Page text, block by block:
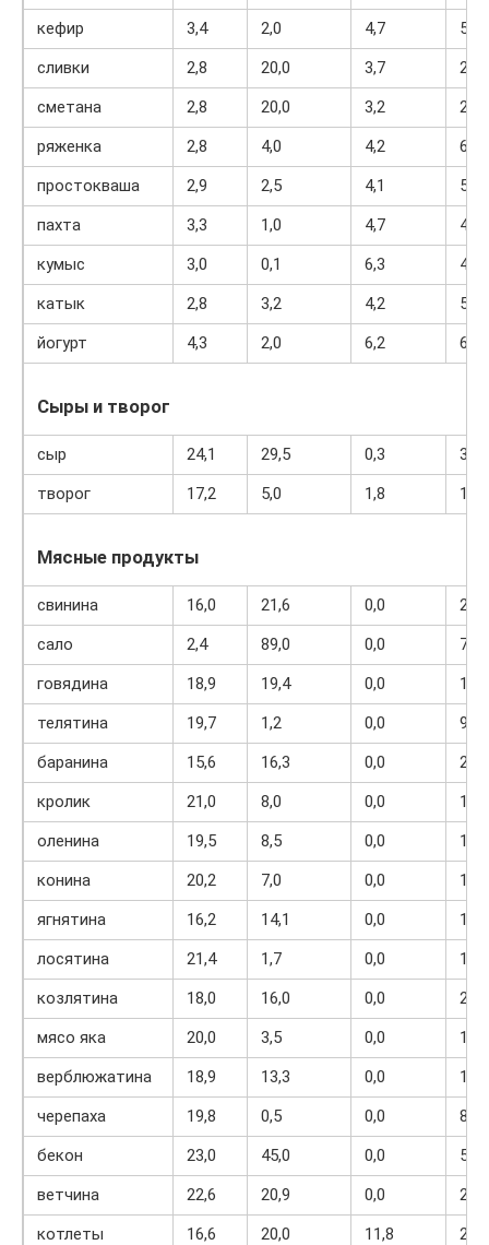
кефир 3,4 2,0 4,7
51
сливки
2,8 20,0 3,7
205
сметана
2,8 20,0 3,2
206
ряженка
2,8 4,0 4,2
67
простокваша
2,9 2,5 4,1
53
пахта
3,3 1,0 4,7
40
кумыс
3,0 0,1 6,3
41
катык
2,8 3,2 4,2
56
йогурт
4,3 2,0 6,2 60
Сыры и творог
сыр 24,1 29,5 0,3
363
творог
17,2 5,0 1,8 121
Мясные продукты
свинина 16,0 21,6 0,0
259
сало
2,4 89,0 0,0
797
говядина
18,9 19,4 0,0
187
телятина
19,7 1,2 0,0
90
баранина
15,6 16,3 0,0
209
кролик
21,0 8,0 0,0
156
оленина
19,5 8,5 0,0
154
конина
20,2 7,0 0,0
187
ягнятина
16,2 14,1 0,0
192
лосятина
21,4 1,7 0,0
101
козлятина
18,0 16,0 0,0
216
мясо яка
20,0 3,5 0,0
112
верблюжатина
18,9 13,3 0,0
160
черепаха
19,8 0,5 0,0
89
бекон
23,0 45,0 0,0
500
ветчина
22,6 20,9 0,0
279
котлеты
16,6 20,0 11,8
282